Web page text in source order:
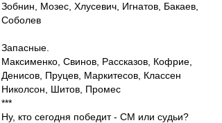
Зобнин, Мозес, Хлусевич, Игнатов, Бакаев,
Соболев
Запасные.
Максименко, Свинов, Рассказов, Кофрие,
Денисов, Пруцев, Маркитесов, Классен
Николсон, Шитов, Промес
***
Ну, кто сегодня победит - СМ или судьи?